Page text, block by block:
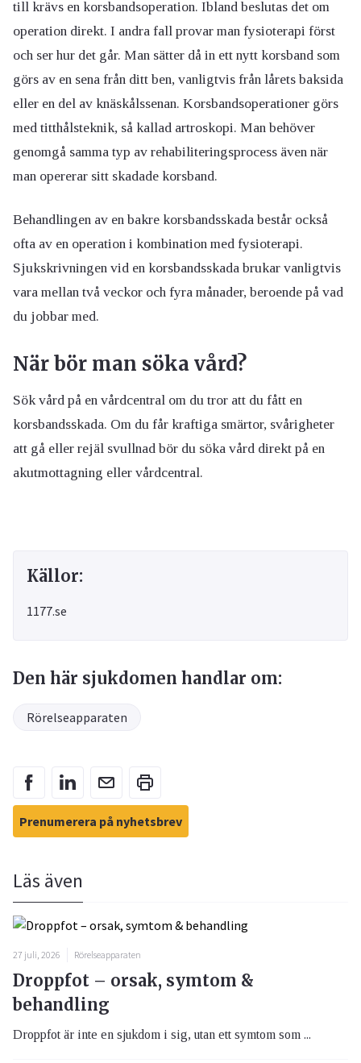
till krävs en korsbandsoperation. Ibland beslutas det om
operation direkt. I andra fall provar man fysioterapi först
och ser hur det går. Man sätter då in ett nytt korsband som
görs av en sena från ditt ben, vanligtvis från lårets baksida
eller en del av knäskålssenan. Korsbandsoperationer görs
med titthålsteknik, så kallad artroskopi. Man behöver
genomgå samma typ av rehabiliteringsprocess även när
man opererar sitt skadade korsband.
Behandlingen av en bakre korsbandsskada består också
ofta av en operation i kombination med fysioterapi.
Sjukskrivningen vid en korsbandsskada brukar vanligtvis
vara mellan två veckor och fyra månader, beroende på vad
du jobbar med.
När bör man söka vård?
Sök vård på en vårdcentral om du tror att du fått en
korsbandsskada. Om du får kraftiga smärtor, svårigheter
att gå eller rejäl svullnad bör du söka vård direkt på en
akutmottagning eller vårdcentral.
Källor:
1177.se
Den här sjukdomen handlar om:
Rörelseapparaten
Prenumerera på nyhetsbrev
Läs även
27 juli, 2026 Rörelseapparaten
Droppfot – orsak, symtom &
behandling
Droppfot är inte en sjukdom i sig, utan ett symtom som ...